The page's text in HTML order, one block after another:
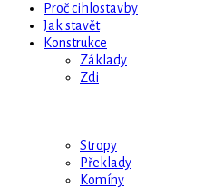
Proč cihlostavby
Jak stavět
Konstrukce
Základy
Zdi
Stropy
Překlady
Komíny